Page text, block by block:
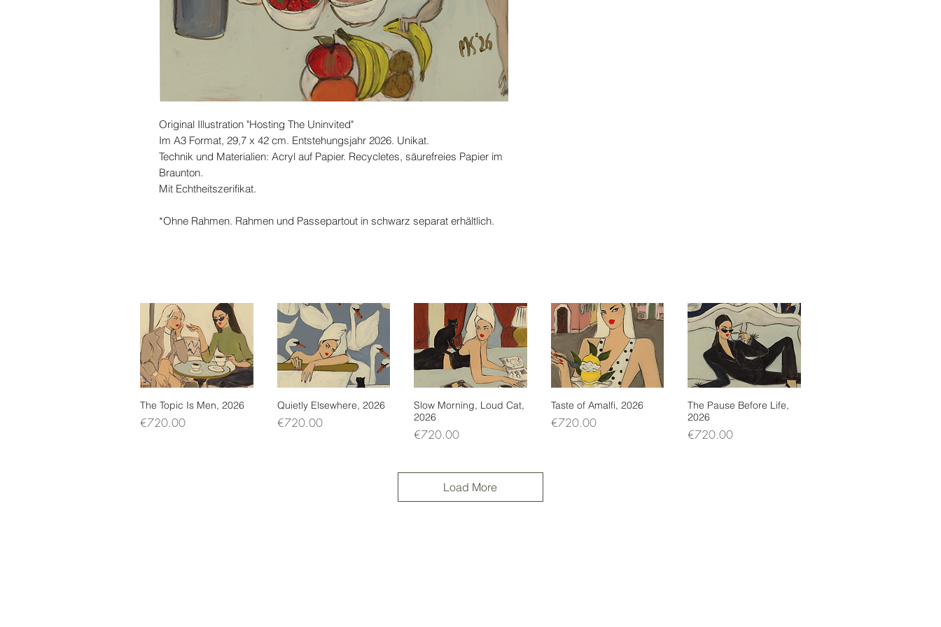
Original Illustration "Hosting The Uninvited"
Im A3 Format, 29,7 x 42 cm. Entstehungsjahr 2026. Unikat.
Technik und Materialien: Acryl auf Papier. Recycletes, säurefreies Papier im
Braunton.
Mit Echtheitszerifikat.
*Ohne Rahmen. Rahmen und Passepartout in schwarz separat erhältlich.
Quick View
The Topic Is Men, 2026
Price
€720.00
Quick View
Quietly Elsewhere, 2026
Price
€720.00
Quick View
Slow Morning, Loud Cat,
2026
Price
€720.00
Quick View
Taste of Amalfi, 2026
Price
€720.00
Quick View
The Pause Before Life,
2026
Price
€720.00
Load More